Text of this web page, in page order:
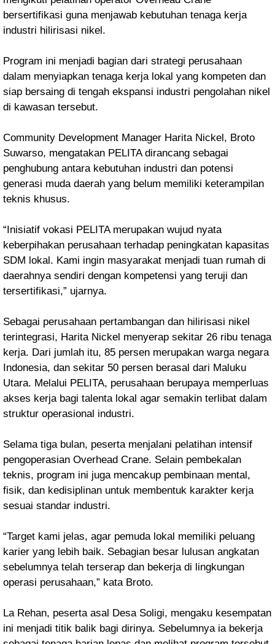
bersertifikasi guna menjawab kebutuhan tenaga kerja
industri hilirisasi nikel.
Program ini menjadi bagian dari strategi perusahaan
dalam menyiapkan tenaga kerja lokal yang kompeten dan
siap bersaing di tengah ekspansi industri pengolahan nikel
di kawasan tersebut.
Community Development Manager Harita Nickel, Broto
Suwarso, mengatakan PELITA dirancang sebagai
penghubung antara kebutuhan industri dan potensi
generasi muda daerah yang belum memiliki keterampilan
teknis khusus.
“Inisiatif vokasi PELITA merupakan wujud nyata
keberpihakan perusahaan terhadap peningkatan kapasitas
SDM lokal. Kami ingin masyarakat menjadi tuan rumah di
daerahnya sendiri dengan kompetensi yang teruji dan
tersertifikasi,” ujarnya.
Sebagai perusahaan pertambangan dan hilirisasi nikel
terintegrasi, Harita Nickel menyerap sekitar 26 ribu tenaga
kerja. Dari jumlah itu, 85 persen merupakan warga negara
Indonesia, dan sekitar 50 persen berasal dari Maluku
Utara. Melalui PELITA, perusahaan berupaya memperluas
akses kerja bagi talenta lokal agar semakin terlibat dalam
struktur operasional industri.
Selama tiga bulan, peserta menjalani pelatihan intensif
pengoperasian Overhead Crane. Selain pembekalan
teknis, program ini juga mencakup pembinaan mental,
fisik, dan kedisiplinan untuk membentuk karakter kerja
sesuai standar industri.
“Target kami jelas, agar pemuda lokal memiliki peluang
karier yang lebih baik. Sebagian besar lulusan angkatan
sebelumnya telah terserap dan bekerja di lingkungan
operasi perusahaan,” kata Broto.
La Rehan, peserta asal Desa Soligi, mengaku kesempatan
ini menjadi titik balik bagi dirinya. Sebelumnya ia bekerja